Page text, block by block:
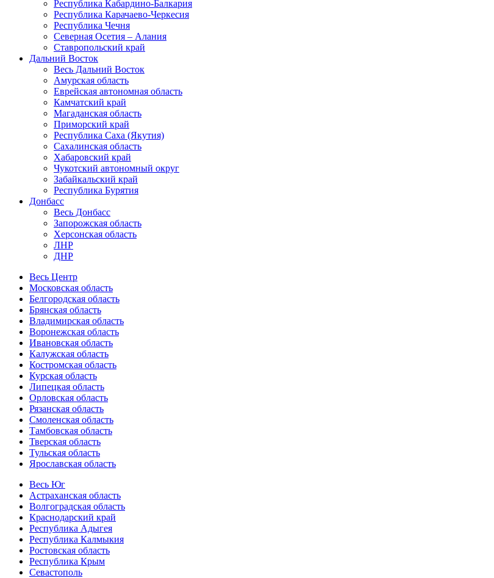
Республика Кабардино-Балкария
Республика Карачаево-Черкесия
Республика Чечня
Северная Осетия – Алания
Ставропольский край
Дальний Восток
Весь Дальний Восток
Амурская область
Еврейская автономная область
Камчатский край
Магаданская область
Приморский край
Республика Саха (Якутия)
Сахалинская область
Хабаровский край
Чукотский автономный округ
Забайкальский край
Республика Бурятия
Донбасс
Весь Донбасс
Запорожская область
Херсонская область
ЛНР
ДНР
Весь Центр
Московская область
Белгородская область
Брянская область
Владимирская область
Воронежская область
Ивановская область
Калужская область
Костромская область
Курская область
Липецкая область
Орловская область
Рязанская область
Смоленская область
Тамбовская область
Тверская область
Тульская область
Ярославская область
Весь Юг
Астраханская область
Волгоградская область
Краснодарский край
Республика Адыгея
Республика Калмыкия
Ростовская область
Республика Крым
Севастополь